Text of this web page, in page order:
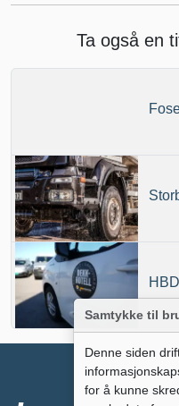
Ta også en
Samtykke til
Denne siden
for å kunne